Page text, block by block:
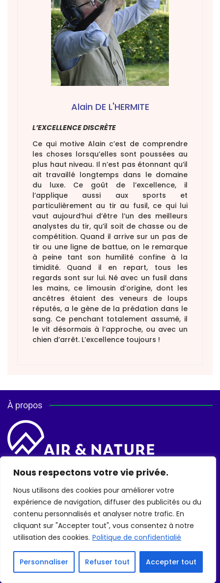
Nous respectons votre vie privée.
Nous utilisons des cookies pour améliorer votre
expérience de navigation, diffuser des publicités ou du
contenu personnalisés et analyser notre trafic. En
cliquant sur "Accepter tout", vous consentez à notre
utilisation des cookies. Politique de confidentialié
Personnaliser Refuser tout Accepter tout
Alain DE L'HERMITE
L’EXCELLENCE DISCRÈTE
Ce qui motive Alain c’est de comprendre
les choses lorsqu’elles sont poussées au
plus haut niveau. Il n’est pas étonnant qu’il
ait travaillé longtemps dans le domaine
du luxe. Ce goût de l’excellence, il
l’applique aussi aux sports et
particulièrement au tir au fusil, ce qui lui
vaut aujourd’hui d’être l’un des meilleurs
analystes du tir, qu’il soit de chasse ou de
compétition. Quand il arrive sur un pas de
tir ou une ligne de battue, on le remarque
à peine tant son humilité confine à la
timidité. Quand il en repart, tous les
regards sont sur lui. Né avec un fusil dans
les mains, ce limousin d’origine, dont les
ancêtres étaient des veneurs de loups
réputés, a le gène de la prédation dans le
sang. Ce penchant totalement assumé, il
le vit désormais à l’approche, ou avec un
chien d’arrêt. L’excellence toujours !
À propos
CONTACT
Tél. :01 84 84 09 42
Conditions d’utilisation